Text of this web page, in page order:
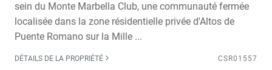
sein du Monte Marbella Club, une communauté fermée
localisée dans la zone résidentielle privée d'Altos de
Puente Romano sur la Mille ...
DÉTAILS DE LA PROPRIÉTÉ CSR01557